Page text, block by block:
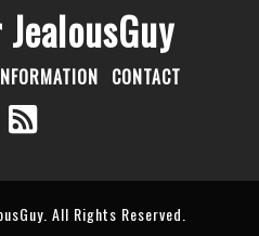
CONTACT
. All Rights Reserved.